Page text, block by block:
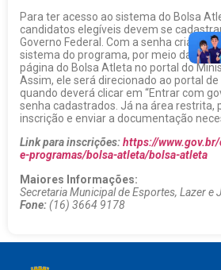
Para ter acesso ao sistema do Bolsa
candidatos elegíveis devem se
Governo Federal. Com a senha criada,
sistema do programa, por meio da área
página do Bolsa Atleta no portal do
Assim, ele será direcionado ao portal
quando deverá clicar em “Entrar com
senha cadastrados. Já na área restrita,
inscrição e enviar a documentação
Link para inscrições:https://
e-programas/bolsa-atleta/bolsa-atleta
Maiores Informações:
Secretaria Municipal de Esportes, Lazer e
Fone:(16) 3664 9178